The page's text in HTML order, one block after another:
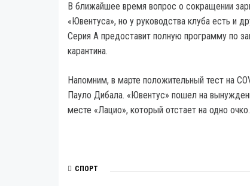
В ближайшее время вопрос о сокращении
«Ювентуса», но у руководства клуба есть и
Серия А предоставит полную программу по
карантина.
Напомним, в марте положительный тест на
Пауло Дибала. «Ювентус» пошел на
месте «Лацио», который отстает на одно очко.
СПОРТ